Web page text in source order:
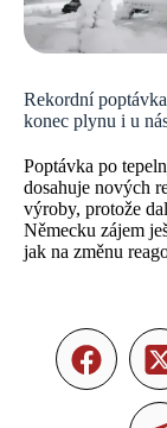
Rekordní
konec plynu i u
Poptávka po
dosahuje nových
výroby, protože
Německu zájem
jak na změnu